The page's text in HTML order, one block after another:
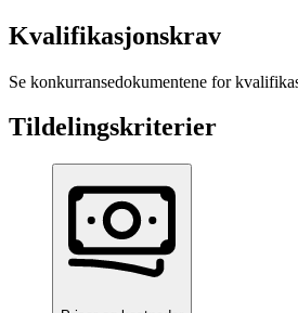
Kvalifikasjonskrav
Se konkurransedokumentene for
Tildelingskriterier